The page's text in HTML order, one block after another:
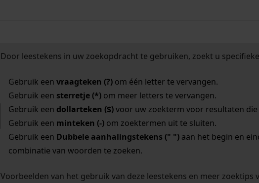
Door leestekens in uw zoekopdracht te gebruiken, zoekt u
Gebruik een vraagteken (?)om één letter te vervangen.
Gebruik een sterretje (*)om meer letters te vervangen.
Gebruik een dollarteken ($)voor uw zoekterm voor resultaten die
Gebruik een minteken (-)om zoektermen uit te sluiten.
Gebruik een Dubbele aanhalingstekens (" ")aan het begin en
combinatie van woorden te zoeken.
Voorbeelden van het gebruik van deze leestekens en meer zoektips